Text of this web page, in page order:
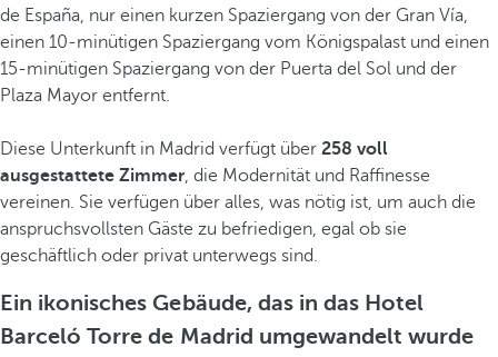
de España, nur einen kurzen Spaziergang von der Gran Vía,
einen 10-minütigen Spaziergang vom Königspalast und einen
15-minütigen Spaziergang von der Puerta del Sol und der
Plaza Mayor entfernt.
Diese Unterkunft in Madrid verfügt über 258 voll
ausgestattete Zimmer, die Modernität und Raffinesse
vereinen. Sie verfügen über alles, was nötig ist, um auch die
anspruchsvollsten Gäste zu befriedigen, egal ob sie
geschäftlich oder privat unterwegs sind.
Ein ikonisches Gebäude, das in das Hotel
Barceló Torre de Madrid umgewandelt wurde